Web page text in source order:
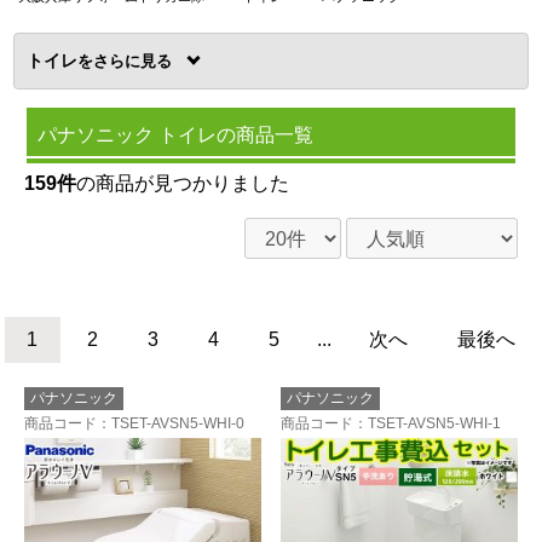
トイレを
パナソニック トイレの商品一覧
159件の商品が見つかりました
1 2 3 4 5 ... 次へ 最後へ
パナソニック
商品コード ：TSET-AVSN5-WHI-0
パナソニック
商品コード ：TSET-AVSN5-WHI-1